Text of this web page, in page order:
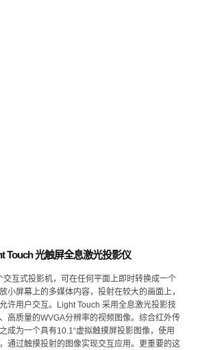
Touch 光触屏全息激光投影仪
交互式投影机，可在任何平面上即时转换成一个
小屏幕上的多媒体内容，投射在较大的画面上，
许用户交互。Light Touch 采用全息激光投影技
高质量的WVGA分辨率的视频图像。综合红外传
成为一个具有10.1“虚拟触摸屏投影图像，使用
通过触摸投射的图像实现交互应用。更重要的这